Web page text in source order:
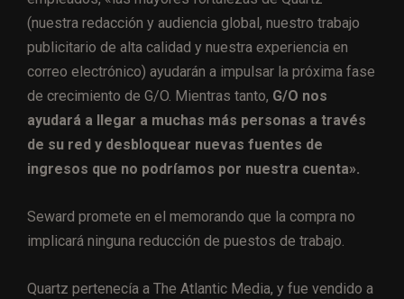
(nuestra redacción y audiencia global, nuestro trabajo
publicitario de alta calidad y nuestra experiencia en
correo electrónico) ayudarán a impulsar la próxima fase
de crecimiento de G/O. Mientras tanto, G/O nos
ayudará a llegar a muchas más personas a través
de su red y desbloquear nuevas fuentes de
ingresos que no podríamos por nuestra cuenta».
Seward promete en el memorando que la compra no
implicará ninguna reducción de puestos de trabajo.
Quartz pertenecía a The Atlantic Media, y fue vendido a